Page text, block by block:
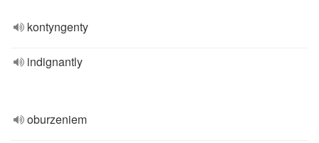
kontyngenty
indignantly
oburzeniem